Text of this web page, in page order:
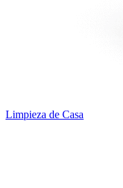
Limpieza de Casa